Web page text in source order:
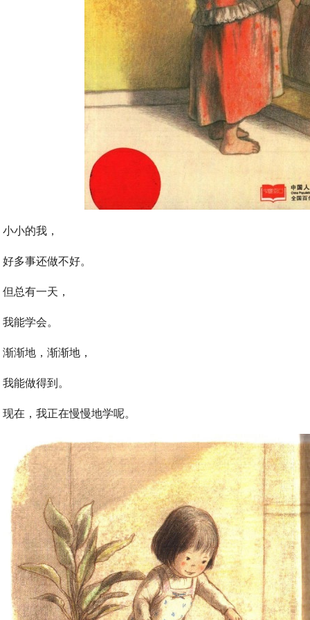
小小的我，
好多事还做不好。
但总有一天，
我能学会。
渐渐地，渐渐地，
我能做得到。
现在，我正在慢慢地学呢。